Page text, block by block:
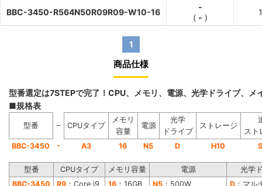
BBC-3450-R564N50R09R09-W10-16
-
( - )
1
商品仕様
型番選定は7STEPで完了！CPU、メモリ、電源、光学ドライブ、
■規格表
型番 − CPUタイプ
メモリ
容量
電源
光学
ドライブ
ストレージ
スト
BBC-3450
- A3 16 N5 D H10
型番 CPUタイプ メモリ容量 電源
光学
BBC-3450
R9 ：Core i9 16 ：16GB N5 ：500W D ：マル